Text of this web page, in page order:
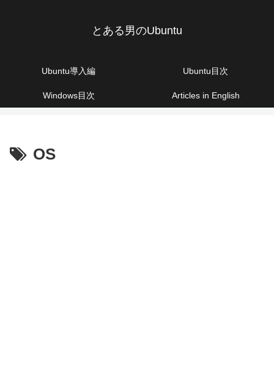
とある男のUbuntu
Ubuntu導入編 Ubuntu目次
Windows目次 Articles in English
OS